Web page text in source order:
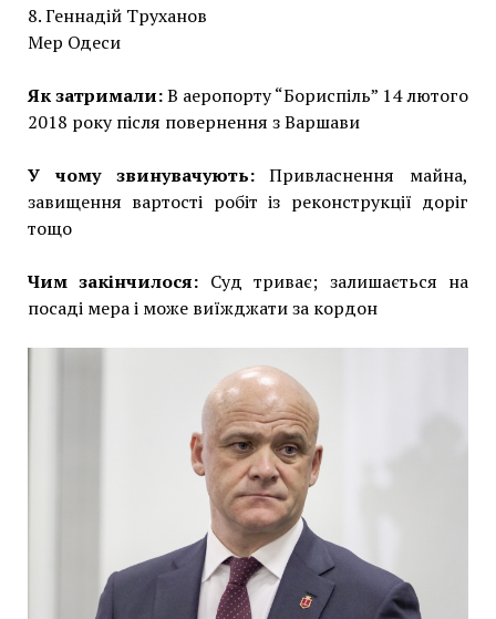
8. Геннадій Труханов
Мер Одеси
Як затримали:В аеропорту “Бориспіль” 14 лютого
2018 року після повернення з Варшави
У чому звинувачують:Привласнення майна,
завищення вартості робіт із реконструкції доріг
тощо
Чим закінчилося: Суд триває; залишається на
посаді мера і може виїжджати за кордон